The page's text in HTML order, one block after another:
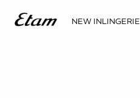
NEW INLINGERIE